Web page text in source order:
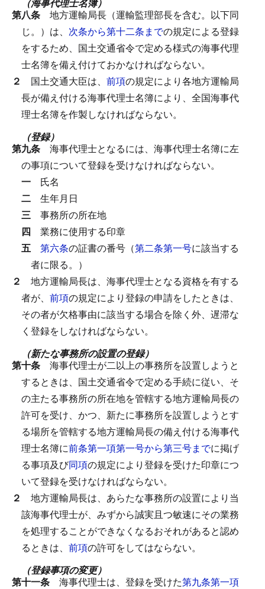
第八条 地方運輸局長（運輸監理部長を含む。以下同
じ。）は、 次条から第十二条までの規定による登録
をするため、国土交通省令で定める様式の海事代理
士名簿を備え付けておかなければならない。
２ 国土交通大臣は、 前項の規定により各地方運輸局
長が備え付ける海事代理士名簿により、全国海事代
理士名簿を作製しなければならない。
（登録）
第九条 海事代理士となるには、海事代理士名簿に左
の事項について登録を受けなければならない。
一 氏名
二 生年月日
三 事務所の所在地
四 業務に使用する印章
五 第六条の証書の番号（第二条第一号に該当する
者に限る。）
２ 地方運輸局長は、海事代理士となる資格を有する
者が、 前項の規定により登録の申請をしたときは、
その者が欠格事由に該当する場合を除く外、遅滞な
く登録をしなければならない。
（新たな事務所の設置の登録）
第十条 海事代理士が二以上の事務所を設置しようと
するときは、国土交通省令で定める手続に従い、そ
の主たる事務所の所在地を管轄する地方運輸局長の
許可を受け、かつ、新たに事務所を設置しようとす
る場所を管轄する地方運輸局長の備え付ける海事代
理士名簿に前条第一項第一号から第三号までに掲げ
る事項及び同項の規定により登録を受けた印章につ
いて登録を受けなければならない。
２ 地方運輸局長は、あらたな事務所の設置により当
該海事代理士が、みずから誠実且つ敏速にその業務
を処理することができなくなるおそれがあると認め
るときは、 前項の許可をしてはならない。
（登録事項の変更）
第十一条 海事代理士は、登録を受けた第九条第一項